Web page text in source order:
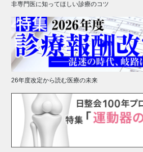
非専門医に知ってほしい診療のコツ
26年度改定から読む医療の未来